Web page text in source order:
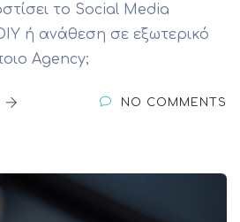
το Social Media
ή ανάθεση σε εξωτερικό
Agency;
NO COMMENTS